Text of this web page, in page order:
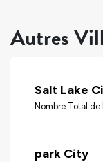
Autres
Salt Lake
Nombre Total
park City